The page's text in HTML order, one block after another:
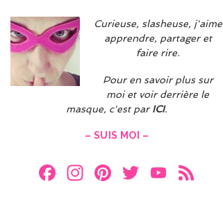
Curieuse, slasheuse, j'aime
apprendre, partager et
faire rire.
Pour en savoir plus sur
moi et voir derrière le
masque, c'est par ICI.
– SUIS MOI –
F
In Pi T
Y